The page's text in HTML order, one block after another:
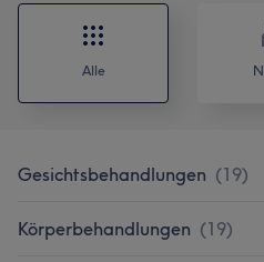
Alle
Gesichtsbehandlungen (19)
Körperbehandlungen (19)